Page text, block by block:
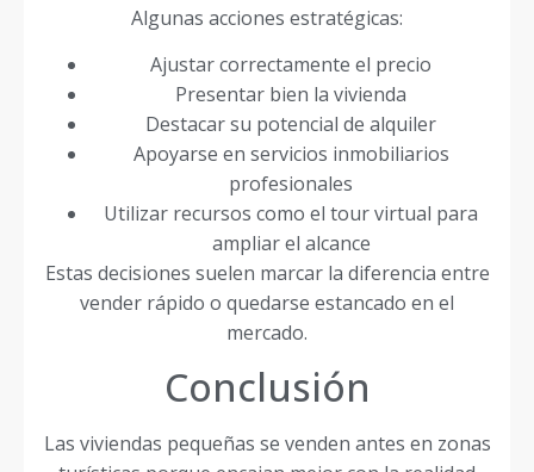
Algunas acciones estratégicas:
Ajustar correctamente el precio
Presentar bien la vivienda
Destacar su potencial de alquiler
Apoyarse en servicios inmobiliarios
profesionales
Utilizar recursos como el tour virtual para
ampliar el alcance
Estas decisiones suelen marcar la diferencia entre
vender rápido o quedarse estancado en el
mercado.
Conclusión
Las viviendas pequeñas se venden antes en zonas